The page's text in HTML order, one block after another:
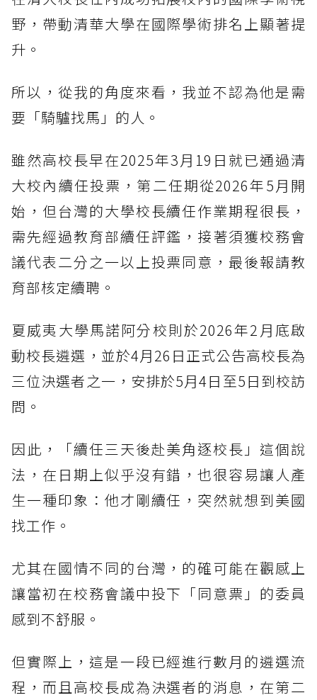
野，帶動清華大學在國際學術排名上顯著提
升。
所以，從我的角度來看，我並不認為他是需
要「騎驢找馬」的人。
雖然高校長早在2025年3月19日就已通過清
大校內續任投票，第二任期從2026年5月開
始，但台灣的大學校長續任作業期程很長，
需先經過教育部續任評鑑，接著須獲校務會
議代表二分之一以上投票同意，最後報請教
育部核定續聘。
夏威夷大學馬諾阿分校則於2026年2月底啟
動校長遴選，並於4月26日正式公告高校長為
三位決選者之一，安排於5月4日至5日到校訪
問。
因此，「續任三天後赴美角逐校長」這個說
法，在日期上似乎沒有錯，也很容易讓人產
生一種印象：他才剛續任，突然就想到美國
找工作。
尤其在國情不同的台灣，的確可能在觀感上
讓當初在校務會議中投下「同意票」的委員
感到不舒服。
但實際上，這是一段已經進行數月的遴選流
程，而且高校長成為決選者的消息，在第二